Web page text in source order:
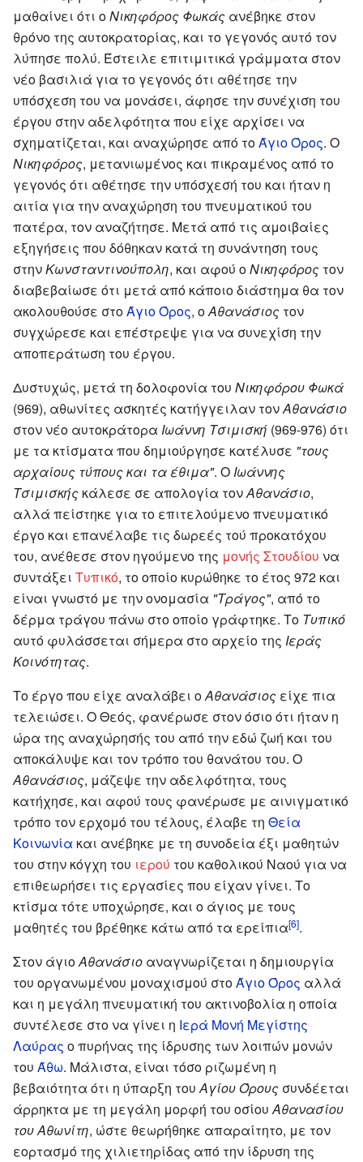
μαθαίνει ότι οΝικηφόρος Φωκάς ανέβηκε στον
θρόνο της αυτοκρατορίας, και το γεγονός αυτό τον
λύπησε πολύ. Έστειλε επιτιμιτικά γράμματα στον
νέο βασιλιά για το γεγονός ότι αθέτησε την
υπόσχεση του να μονάσει, άφησε την συνέχιση του
έργου στην αδελφότητα που είχε αρχίσει να
σχηματίζεται, και αναχώρησε από τοΆγιο Όρος. Ο
Νικηφόρος, μετανιωμένος και πικραμένος από το
γεγονός ότι αθέτησε την υπόσχεσή του και ήταν η
αιτία για την αναχώρηση του πνευματικού του
πατέρα, τον αναζήτησε. Μετά από τις αμοιβαίες
εξηγήσεις που δόθηκαν κατά τη συνάντηση τους
στηνΚωνσταντινούπολη, και αφού οΝικηφόρος τον
διαβεβαίωσε ότι μετά από κάποιο διάστημα θα τον
ακολουθούσε στοΆγιο Όρος, οΑθανάσιος τον
συγχώρεσε και επέστρεψε για να συνεχίση την
αποπεράτωση του έργου.
Δυστυχώς, μετά τη δολοφονία του Νικηφόρου Φωκά
(969), αθωνίτες ασκητές κατήγγειλαν τονΑθανάσιο
στον νέο αυτοκράτορα Ιωάννη Τσιμισκή (969-976) ότι
με τα κτίσματα που δημιούργησε κατέλυσε "τους
αρχαίους τύπους και τα έθιμα". Ο Ιωάννης
Τσιμισκής κάλεσε σε απολογία τονΑθανάσιο,
αλλά πείστηκε για το επιτελούμενο πνευματικό
έργο και επανέλαβε τις δωρεές τού προκατόχου
του, ανέθεσε στον ηγούμενο της μονής Στουδίου να
συντάξει Τυπικό, το οποίο κυρώθηκε το έτος 972 και
είναι γνωστό με την ονομασία "Τράγος", από το
δέρμα τράγου πάνω στο οποίο γράφτηκε. Το Τυπικό
αυτό φυλάσσεται σήμερα στο αρχείο της Ιεράς
Κοινότητας.
Το έργο που είχε αναλάβει οΑθανάσιος είχε πια
τελειώσει. Ο Θεός, φανέρωσε στον όσιο ότι ήταν η
ώρα της αναχώρησής του από την εδώ ζωή και του
αποκάλυψε και τον τρόπο του θανάτου του. Ο
Αθανάσιος, μάζεψε την αδελφότητα, τους
κατήχησε, και αφού τους φανέρωσε με αινιγματικό
τρόπο τον ερχομό του τέλους, έλαβε τη Θεία
Κοινωνία και ανέβηκε με τη συνοδεία έξι μαθητών
του στην κόγχη του ιερού του καθολικού Ναού για να
επιθεωρήσει τις εργασίες που είχαν γίνει. Το
κτίσμα τότε υποχώρησε, και ο άγιος με τους
μαθητές του βρέθηκε κάτω από τα ερείπια[6].
Στον άγιοΑθανάσιο αναγνωρίζεται η δημιουργία
του οργανωμένου μοναχισμού στοΆγιο Όρος αλλά
και η μεγάλη πνευματική του ακτινοβολία η οποία
συντέλεσε στο να γίνει η Ιερά Μονή Μεγίστης
Λαύρας ο πυρήνας της ίδρυσης των λοιπών μονών
του Άθω. Μάλιστα, είναι τόσο ριζωμένη η
βεβαιότητα ότι η ύπαρξη τουΑγίου Όρους συνδέεται
άρρηκτα με τη μεγάλη μορφή του οσίουΑθανασίου
του Αθωνίτη, ώστε θεωρήθηκε απαραίτητο, με τον
εορτασμό της χιλιετηρίδας από την ίδρυση της